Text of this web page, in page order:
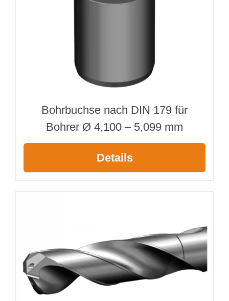
Bohrbuchse nach DIN 179 für
Bohrer Ø 4,100 – 5,099 mm
Details